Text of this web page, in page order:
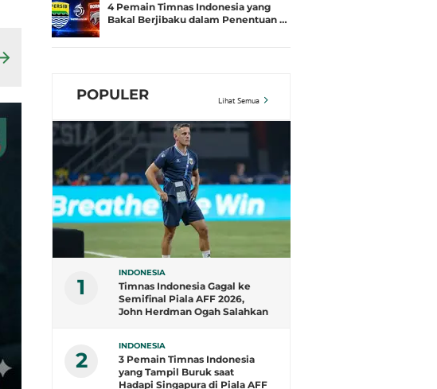
4 Pemain Timnas Indonesia yang
Bakal Berjibaku dalam Penentuan …
POPULER Lihat Semua
1
INDONESIA
Timnas Indonesia Gagal ke
Semifinal Piala AFF 2026,
John Herdman Ogah Salahkan
2
INDONESIA
3 Pemain Timnas Indonesia
yang Tampil Buruk saat
Hadapi Singapura di Piala AFF